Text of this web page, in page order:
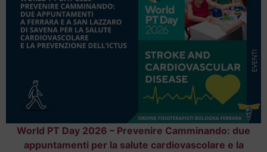
World PT Day 2026 – Prevenire Camminando: due
appuntamenti per la salute cardiovascolare e la